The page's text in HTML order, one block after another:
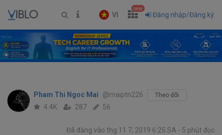
VI
new
Đăng nhập/Đăng ký
Pham Thi Ngoc Mai @maiptn226 Theo dõi
4.4K 287 56
Đã đăng vào thg 11 7, 2019 6:25 SA 5 phút đọc